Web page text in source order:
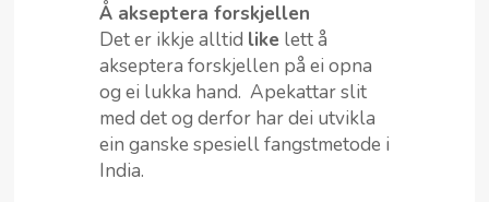
Å akseptera forskjellen
Det er ikkje alltid like lett å
akseptera forskjellen på ei opna
og ei lukka hand. Apekattar slit
med det og derfor har dei utvikla
ein ganske spesiell fangstmetode i
India.